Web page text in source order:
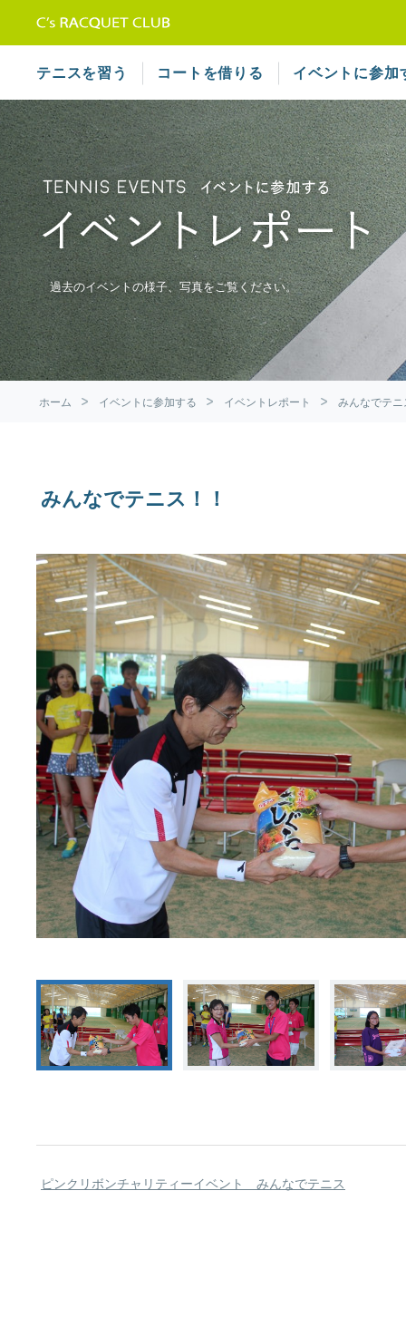
テニスを習う コートを借りる イベントに参加
過去のイベントの様子、写真をご覧ください。
ホーム イベントに参加する イベントレポート みんなでテニ
みんなでテニス！！
ピンクリボンチャリティーイベント みんなでテニス